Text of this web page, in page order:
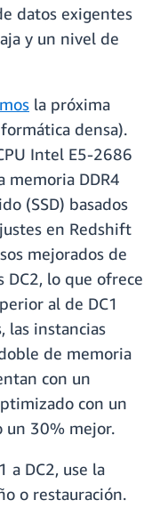
datos exigentes
y un nivel de
la próxima
densa).
Intel E5-2686
memoria DDR4
(SSD) basados
en Redshift
mejorados de
DC2, lo que ofrece
al de DC1
las instancias
de memoria
con un
con un
un 30% mejor.
a DC2, use la
o restauración.